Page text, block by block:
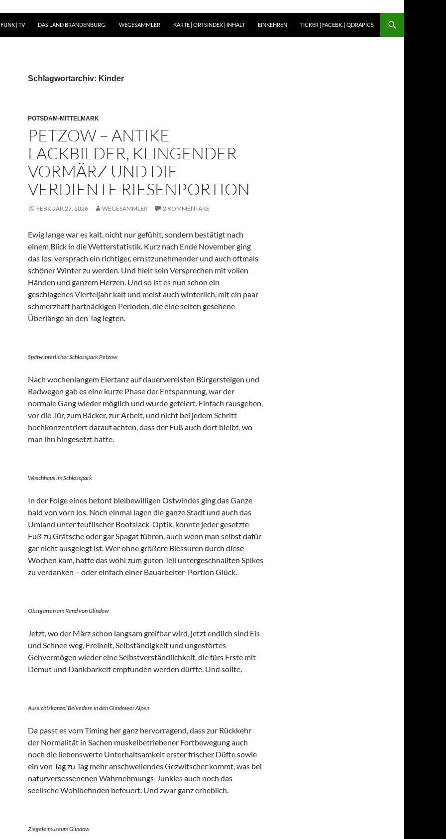
| TV DAS LAND BRANDENBURG. WEGESAMMLER KARTE | ORTSINDEX | INHALT EINKEHREN TICKER | FACEBK. | QDRAPICS
Schlagwortarchiv: Kinder
POTSDAM-MITTELMARK
PETZOW – ANTIKE
LACKBILDER, KLINGENDER
VORMÄRZ UND DIE
VERDIENTE RIESENPORTION
FEBRUAR 27, 2026 WEGESAMMLER 2 KOMMENTARE
Ewig lange war es kalt, nicht nur gefühlt, sondern bestätigt nach
einem Blick in die Wetterstatistik. Kurz nach Ende November ging
das los, versprach ein richtiger, ernstzunehmender und auch oftmals
schöner Winter zu werden. Und hielt sein Versprechen mit vollen
Händen und ganzem Herzen. Und so ist es nun schon ein
geschlagenes Vierteljahr kalt und meist auch winterlich, mit ein paar
schmerzhaft hartnäckigen Perioden, die eine selten gesehene
Überlänge an den Tag legten.
Spätwinterlicher Schlosspark Petzow
Nach wochenlangem Eiertanz auf dauervereisten Bürgersteigen und
Radwegen gab es eine kurze Phase der Entspannung, war der
normale Gang wieder möglich und wurde gefeiert. Einfach rausgehen,
vor die Tür, zum Bäcker, zur Arbeit, und nicht bei jedem Schritt
hochkonzentriert darauf achten, dass der Fuß auch dort bleibt, wo
man ihn hingesetzt hatte.
Waschhaus im Schlosspark
In der Folge eines betont bleibewilligen Ostwindes ging das Ganze
bald von vorn los. Noch einmal lagen die ganze Stadt und auch das
Umland unter teuflischer Bootslack-Optik, konnte jeder gesetzte
Fuß zu Grätsche oder gar Spagat führen, auch wenn man selbst dafür
gar nicht ausgelegt ist. Wer ohne größere Blessuren durch diese
Wochen kam, hatte das wohl zum guten Teil untergeschnallten Spikes
zu verdanken – oder einfach einer Bauarbeiter-Portion Glück.
Obstgarten am Rand von Glindow
Jetzt, wo der März schon langsam greifbar wird, jetzt endlich sind Eis
und Schnee weg, Freiheit, Selbständigkeit und ungestörtes
Gehvermögen wieder eine Selbstverständlichkeit, die fürs Erste mit
Demut und Dankbarkeit empfunden werden dürfte. Und sollte.
Aussichtskanzel Belvedere in den Glindower Alpen
Da passt es vom Timing her ganz hervorragend, dass zur Rückkehr
der Normalität in Sachen muskelbetriebener Fortbewegung auch
noch die liebenswerte Unterhaltsamkeit erster frischer Düfte sowie
ein von Tag zu Tag mehr anschwellendes Gezwitscher kommt, was bei
naturversessenenen Wahrnehmungs-Junkies auch noch das
seelische Wohlbefinden befeuert. Und zwar ganz erheblich.
Ziegeleimuseum Glindow